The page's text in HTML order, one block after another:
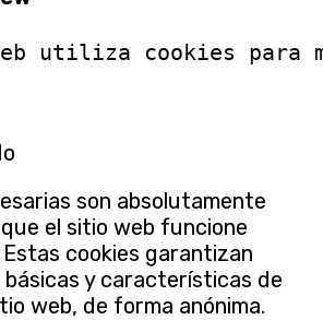
utiliza cookies para
son absolutamente
el sitio web funcione
cookies garantizan
y características de
web, de forma anónima.